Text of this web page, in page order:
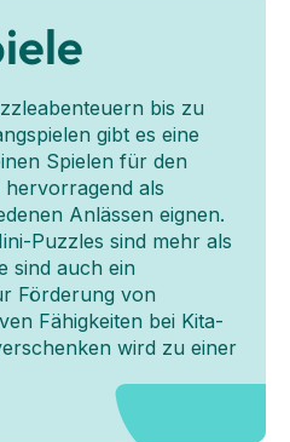
bis zu
gibt es eine
Spielen für den
hervorragend als
Anlässen eignen.
Puzzles sind mehr als
sind auch ein
Förderung von
Fähigkeiten bei Kita-
wird zu einer
nicht nur für funkelnde
auch
Klein, bunt, knifflig –